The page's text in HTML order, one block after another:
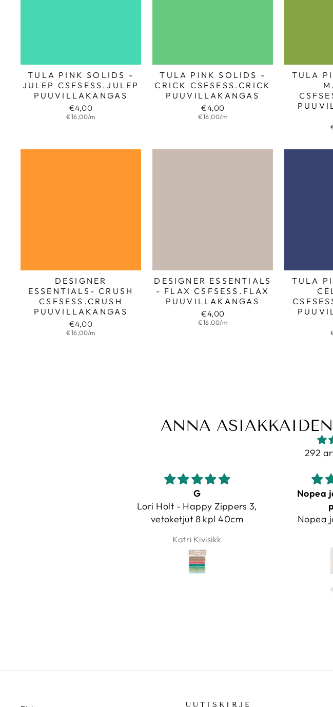
TULA PINK SOLIDS -
JULEP CSFSESS.JULEP
PUUVILLAKANGAS
€4,00
€16,00/m
TULA PINK SOLIDS -
CRICK CSFSESS.CRICK
PUUVILLAKANGAS
€4,00
€16,00/m
TULA
DESIGNER
ESSENTIALS- CRUSH
CSFSESS.CRUSH
PUUVILLAKANGAS
€4,00
€16,00/m
DESIGNER ESSENTIALS
- FLAX CSFSESS.FLAX
PUUVILLAKANGAS
€4,00
€16,00/m
TULA
ANNA
292
Nopea ja ystävällinen
palvelu
Nopea ja ystävällinen
laadukkaita ja vaihtoehtoja
paljon.
Stiina
UUTISKIRJE